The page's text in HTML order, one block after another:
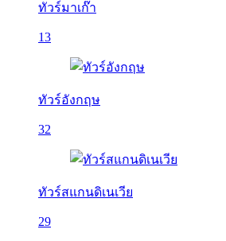
ทัวร์มาเก๊า
13
ทัวร์อังกฤษ
32
ทัวร์สแกนดิเนเวีย
29